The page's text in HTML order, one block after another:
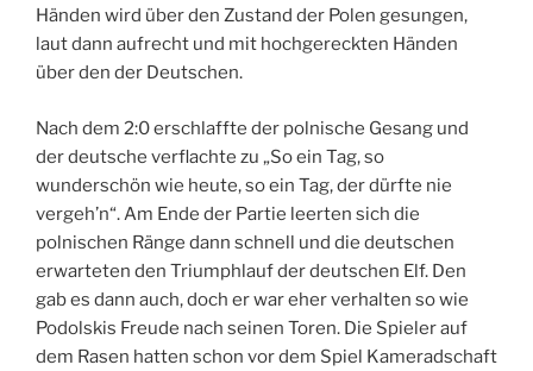
Händen wird über den Zustand der Polen gesungen,
laut dann aufrecht und mit hochgereckten Händen
über den der Deutschen.
Nach dem 2:0 erschlaffte der polnische Gesang und
der deutsche verflachte zu „So ein Tag, so
wunderschön wie heute, so ein Tag, der dürfte nie
vergeh’n“. Am Ende der Partie leerten sich die
polnischen Ränge dann schnell und die deutschen
erwarteten den Triumphlauf der deutschen Elf. Den
gab es dann auch, doch er war eher verhalten so wie
Podolskis Freude nach seinen Toren. Die Spieler auf
dem Rasen hatten schon vor dem Spiel Kameradschaft